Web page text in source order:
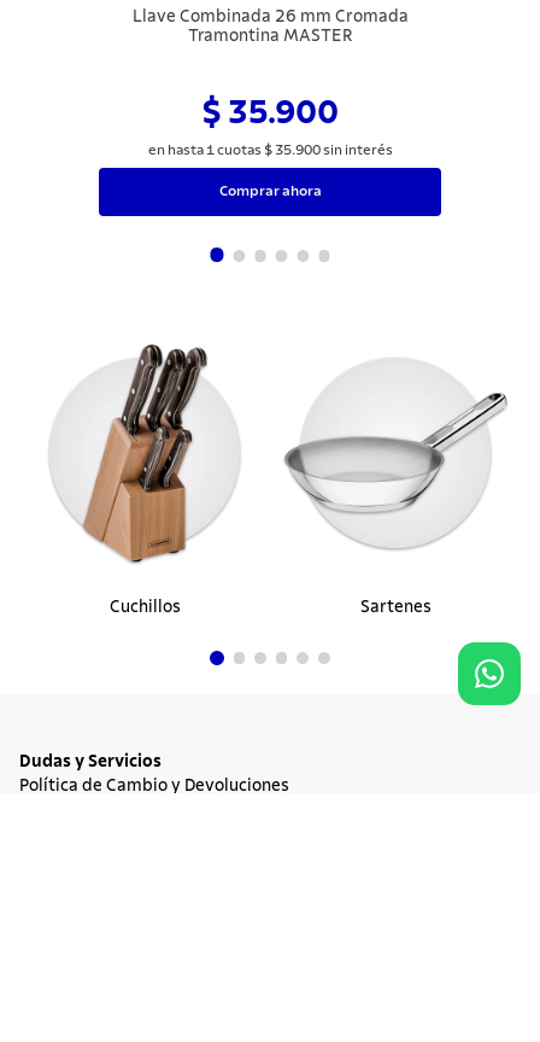
Llave Combinada 26 mm Cromada
Tramontina MASTER
$ 35.900
en hasta 1 cuotas $ 35.900sin interés
Comprar ahora
Cuchillos Sartenes
Dudas y Servicios
Política de Cambio y Devoluciones